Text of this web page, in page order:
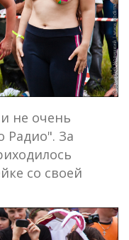
не очень
Радио". За
со своей